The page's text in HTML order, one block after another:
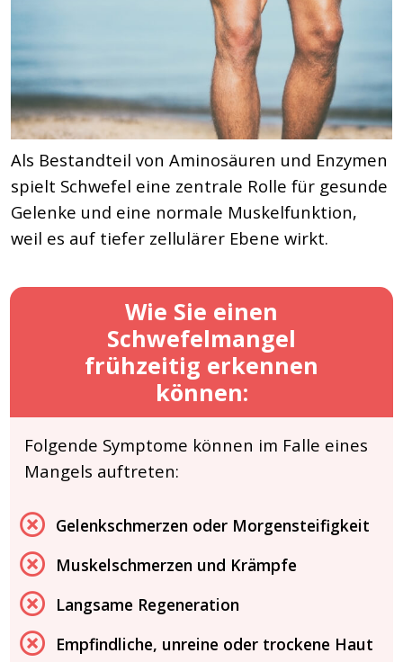
Als Bestandteil von Aminosäuren und Enzymen
spielt Schwefel eine zentrale Rolle für gesunde
Gelenke und eine normale Muskelfunktion,
weil es auf tiefer zellulärer Ebene wirkt.
Wie Sie einen
Schwefelmangel
frühzeitig erkennen
können:
Folgende Symptome können im Falle eines
Mangels auftreten:
Gelenkschmerzen oder Morgensteifigkeit
Muskelschmerzen und Krämpfe
Langsame Regeneration
Empfindliche, unreine oder trockene Haut